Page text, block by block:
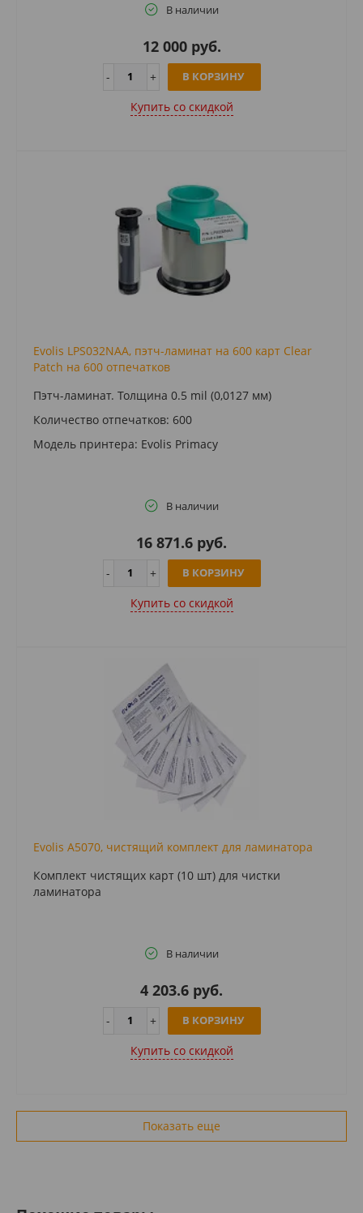
В наличии
12 000 руб.
В КОРЗИНУ
Купить cо скидкой
Evolis LPS032NAA, пэтч-ламинат на 600 карт Clear
Patch на 600 отпечатков
Пэтч-ламинат. Толщина 0.5 mil (0,0127 мм)
Количество отпечатков: 600
Модель принтера: Evolis Primacy
В наличии
16 871.6 руб.
В КОРЗИНУ
Купить cо скидкой
Evolis A5070, чистящий комплект для ламинатора
Комплект чистящих карт (10 шт) для чистки
ламинатора
В наличии
4 203.6 руб.
В КОРЗИНУ
Купить cо скидкой
Показать еще